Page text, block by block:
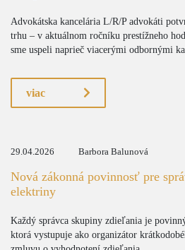
Advokátska kancelária L/R/P advokáti
trhu – v aktuálnom ročníku prestížneho
sme uspeli naprieč viacerými odbornými
viac
29.04.2026 Barbora Balunová
Nová zákonná povinnosť pre
elektriny
Každý správca skupiny zdieľania je
ktorá vystupuje ako organizátor